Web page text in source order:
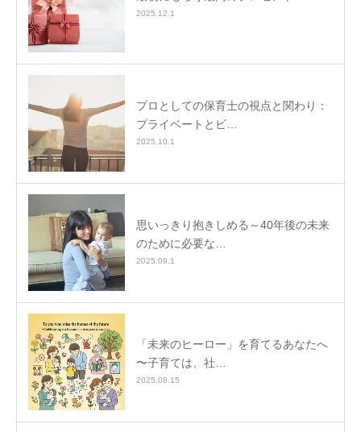
2025.12.1
プロとしての保育士の視点と関わり：
プライベートとビ…
2025.10.1
思いっきり抱きしめる～40年後の未来
のために必要な…
2025.09.1
「未来のヒーロー」を育てるあなたへ
〜子育ては、社…
2025.08.15